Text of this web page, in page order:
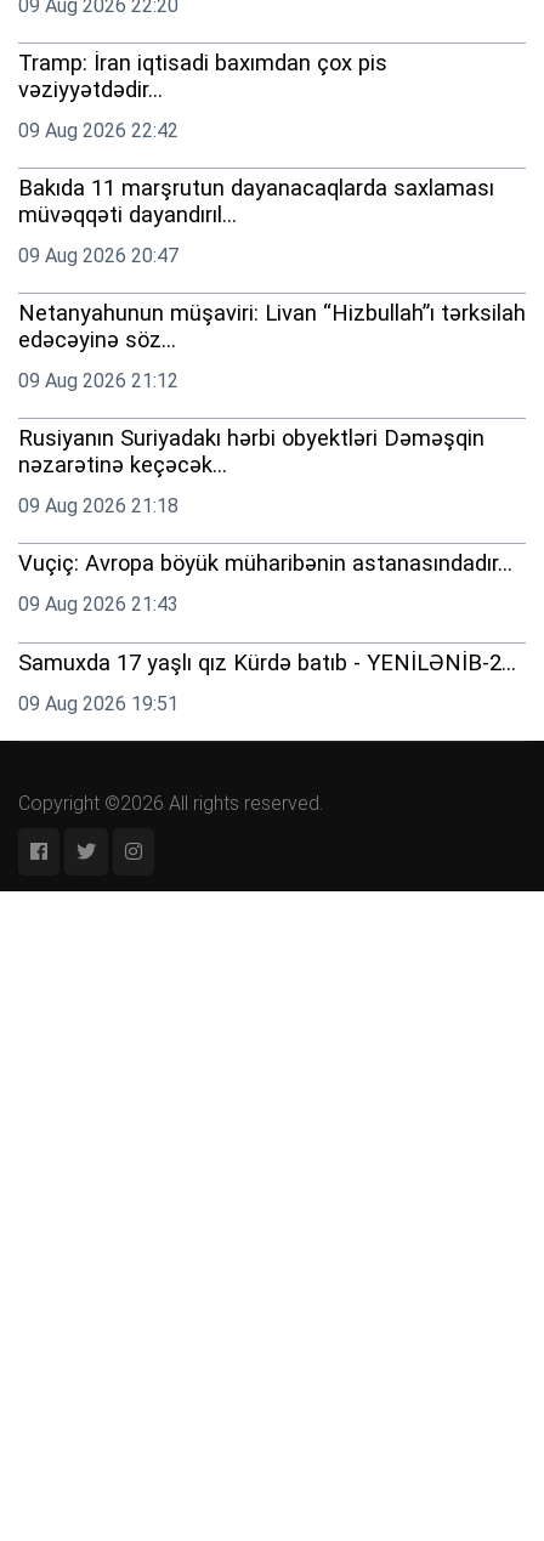
09 Aug 2026 22:20
Tramp: İran iqtisadi baxımdan çox pis
vəziyyətdədir...
09 Aug 2026 22:42
Bakıda 11 marşrutun dayanacaqlarda saxlaması
müvəqqəti dayandırıl...
09 Aug 2026 20:47
Netanyahunun müşaviri: Livan “Hizbullah”ı tərksilah
edəcəyinə söz...
09 Aug 2026 21:12
Rusiyanın Suriyadakı hərbi obyektləri Dəməşqin
nəzarətinə keçəcək...
09 Aug 2026 21:18
Vuçiç: Avropa böyük müharibənin astanasındadır...
09 Aug 2026 21:43
Samuxda 17 yaşlı qız Kürdə batıb - YENİLƏNİB-2...
09 Aug 2026 19:51
Copyright ©2026 All rights reserved.